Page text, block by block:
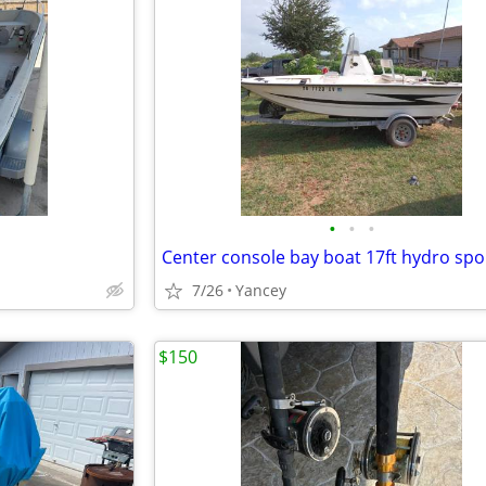
• • •
Center console bay boat 17ft hydro
7/26 Yancey
$150